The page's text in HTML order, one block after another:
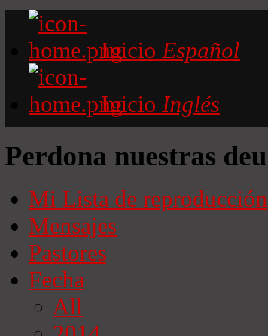
Inicio Español
Inicio Inglés
Perdona nuestras
Mi Lista de reproducción
Mensajes
Pastores
Fecha
All